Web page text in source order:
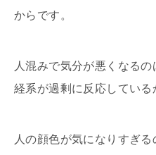
からです。
人混みで気分が悪くなる
経系が過剰に反応している
人の顔色が気になりすぎ